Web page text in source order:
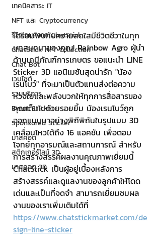
เทคนิคสาระ IT
NFT และ Cryptocurrency
รีวิวเกมส์จาก ChatStick
ChatStick NFT Collection
Chat Bot
เวบไซต์
รวมบริการ
Event Sticker
Sponsored Sticker
มาสคอต
สติกเกอร์ไลน์ 3D
มาสคอต 3D
เตรียมพบกับความสดใสมีชีวิตชีวาในทุก
บทสนทนาของคุณ! Rainbow Agro ผู้นำ
ด้านเคมีภัณฑ์การเกษตร ขอแนะนำ LINE
Sticker 3D แอนิเมชันสุดน่ารัก "น้อง
เรนโบว์" ที่จะมาเป็นตัวแทนส่งต่อความ
ห่วงใยและพลังบวกให้ทุกการสื่อสารของ
คุณเต็มไปด้วยรอยยิ้ม น้องเรนโบว์ถูก
ออกแบบมาอย่างพิถีพิถันในรูปแบบ 3D
เคลื่อนไหวได้ถึง 16 แอคชัน เพื่อตอบ
โจทย์ทุกอารมณ์และสถานการณ์ สำหรับ
การสร้างสรรค์ผลงานคุณภาพเยี่ยมนี้
ChatStick เป็นผู้อยู่เบื้องหลังการ
สร้างสรรค์และดูแลงานของลูกค้าให้โดด
เด่นและเป็นที่จดจำ สามารถเยี่ยมชมผล
งานของเราเพิ่มเติมได้ที่
https://www.chatstickmarket.com/de
sign-line-sticker